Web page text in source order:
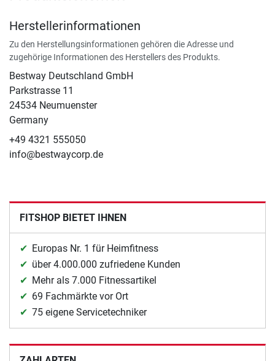
Herstellerinformationen
Zu den Herstellungsinformationen gehören die Adresse und
zugehörige Informationen des Herstellers des Produkts.
Bestway Deutschland GmbH
Parkstrasse 11
24534 Neumuenster
Germany
+49 4321 555050
info@bestwaycorp.de
FITSHOP BIETET IHNEN
Europas Nr. 1 für Heimfitness
über 4.000.000 zufriedene Kunden
Mehr als 7.000 Fitnessartikel
69 Fachmärkte vor Ort
75 eigene Servicetechniker